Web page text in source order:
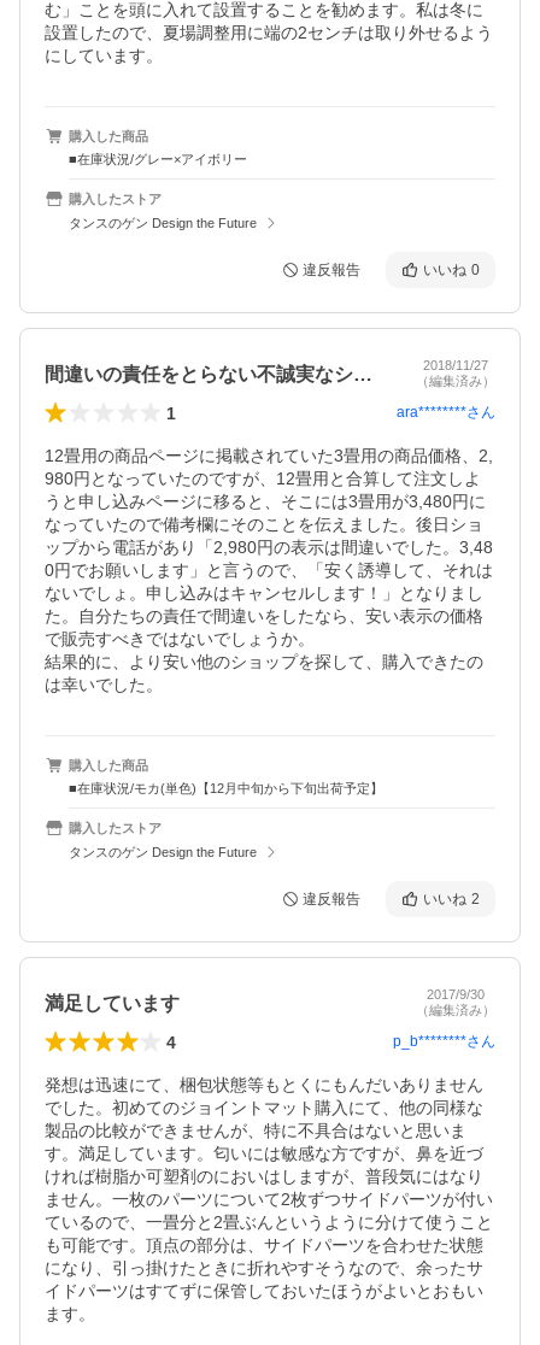
む」ことを頭に入れて設置することを勧めます。私は冬に
設置したので、夏場調整用に端の2センチは取り外せるよう
にしています。
購入した商品
■在庫状況/グレー×アイボリー
購入したストア
タンスのゲン Design the Future
違反報告 いいね 0
間違いの責任をとらない不誠実なショップ
2018/11/27
（編集済み）
1 ara********さん
12畳用の商品ページに掲載されていた3畳用の商品価格、2,
980円となっていたのですが、12畳用と合算して注文しよ
うと申し込みページに移ると、そこには3畳用が3,480円に
なっていたので備考欄にそのことを伝えました。後日ショ
ップから電話があり「2,980円の表示は間違いでした。3,48
0円でお願いします」と言うので、「安く誘導して、それは
ないでしょ。申し込みはキャンセルします！」となりまし
た。自分たちの責任で間違いをしたなら、安い表示の価格
で販売すべきではないでしょうか。
結果的に、より安い他のショップを探して、購入できたの
は幸いでした。
購入した商品
■在庫状況/モカ(単色)【12月中旬から下旬出荷予定】
購入したストア
タンスのゲン Design the Future
違反報告 いいね 2
満足しています
2017/9/30
（編集済み）
4 p_b********さん
発想は迅速にて、梱包状態等もとくにもんだいありません
でした。初めてのジョイントマット購入にて、他の同様な
製品の比較ができませんが、特に不具合はないと思いま
す。満足しています。匂いには敏感な方ですが、鼻を近づ
ければ樹脂か可塑剤のにおいはしますが、普段気にはなり
ません。一枚のパーツについて2枚ずつサイドパーツが付い
ているので、一畳分と2畳ぶんというように分けて使うこと
も可能です。頂点の部分は、サイドパーツを合わせた状態
になり、引っ掛けたときに折れやすそうなので、余ったサ
イドパーツはすてずに保管しておいたほうがよいとおもい
ます。